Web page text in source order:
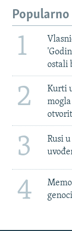
Popularno
1
ostali
2
Kurti
3
Rusi
4